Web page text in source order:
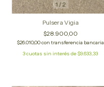
1 /2
Pulsera Vigia
$28.900,00
$26.010,00con transferencia bancaria
3cuotas sin interés de $9.633,33